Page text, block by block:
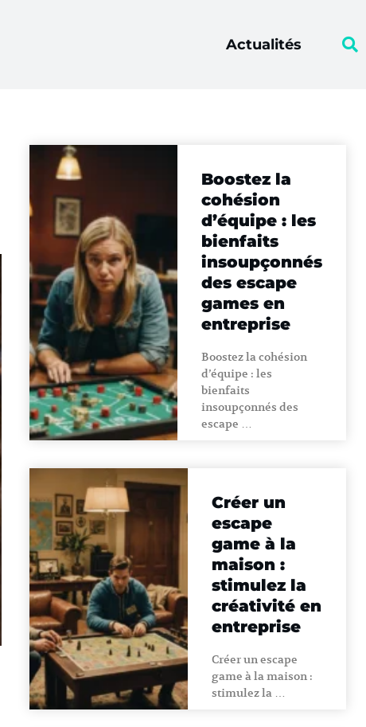
Actualités
Boostez la
cohésion
d’équipe : les
bienfaits
insoupçonnés
des escape
games en
entreprise
Boostez la cohésion
d’équipe : les
bienfaits
insoupçonnés des
escape …
Créer un
escape
game à la
maison :
stimulez la
créativité en
entreprise
Créer un escape
game à la maison :
stimulez la …